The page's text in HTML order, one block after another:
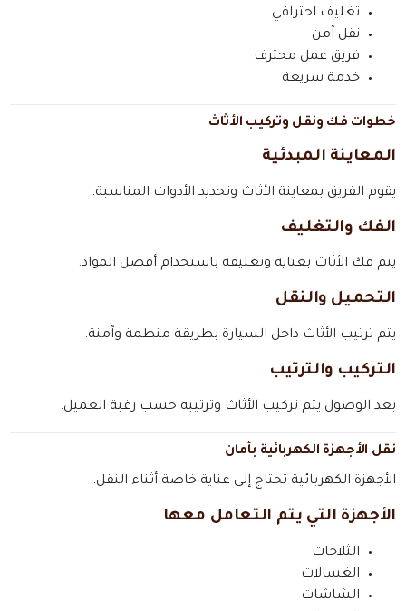
تغليف احترافي
نقل آمن
فريق عمل محترف
خدمة سريعة
خطوات فك ونقل وتركيب الأثاث
المعاينة المبدئية
يقوم الفريق بمعاينة الأثاث وتحديد الأدوات المناسبة.
الفك والتغليف
يتم فك الأثاث بعناية وتغليفه باستخدام أفضل المواد.
التحميل والنقل
يتم ترتيب الأثاث داخل السيارة بطريقة منظمة وآمنة.
التركيب والترتيب
بعد الوصول يتم تركيب الأثاث وترتيبه حسب رغبة العميل.
نقل الأجهزة الكهربائية بأمان
الأجهزة الكهربائية تحتاج إلى عناية خاصة أثناء النقل.
الأجهزة التي يتم التعامل معها
الثلاجات
الغسالات
الشاشات